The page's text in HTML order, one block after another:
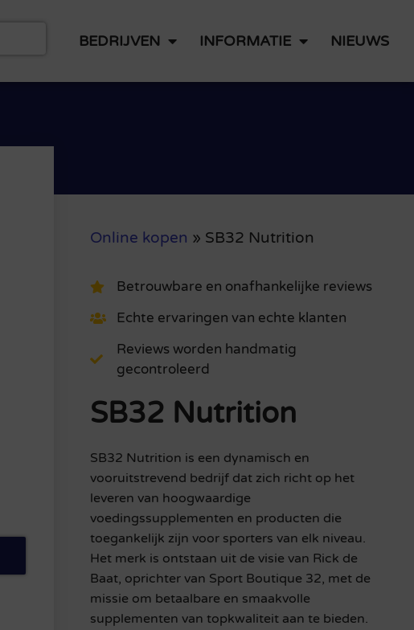
BEDRIJVEN INFORMATIE NIEUWS
Online kopen » SB32 Nutrition
Betrouwbare en onafhankelijke reviews
Echte ervaringen van echte klanten
Reviews worden handmatig
gecontroleerd
SB32 Nutrition
SB32 Nutrition is een dynamisch en
vooruitstrevend bedrijf dat zich richt op het
leveren van hoogwaardige
voedingssupplementen en producten die
toegankelijk zijn voor sporters van elk niveau.
Het merk is ontstaan uit de visie van Rick de
Baat, oprichter van Sport Boutique 32, met de
missie om betaalbare en smaakvolle
supplementen van topkwaliteit aan te bieden.